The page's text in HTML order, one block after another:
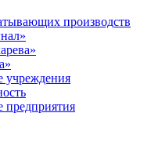
производств
учреждения
предприятия